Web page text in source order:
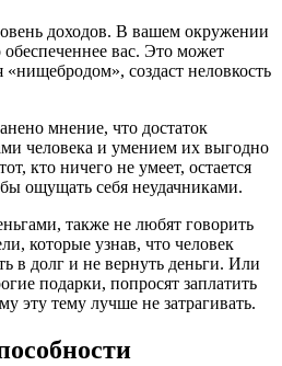
доходов. В вашем окружении
вас. Это может
«нищебродом», создаст неловкость
мнение, что достаток
человека и умением их выгодно
кто ничего не умеет, остается
ощущать себя неудачниками.
также не любят говорить
которые узнав, что человек
в долг и не вернуть деньги. Или
подарки, попросят заплатить
эту тему лучше не затрагивать.